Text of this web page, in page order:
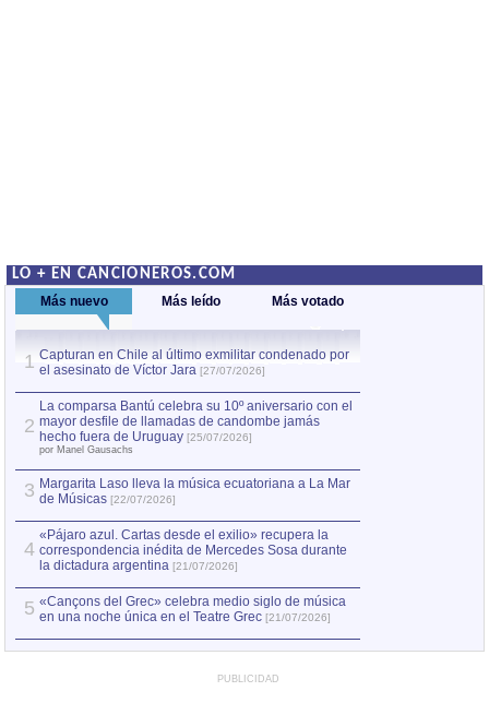
LO + EN CANCIONEROS.COM
Más nuevo Más leído Más votado
1 Capturan en Chile al último exmilitar condenado por
el asesinato de Víctor Jara [27/07/2026]
2
La comparsa Bantú celebra su 10º aniversario con el
mayor desfile de llamadas de candombe jamás
hecho fuera de Uruguay [25/07/2026]
por Manel Gausachs
3 Margarita Laso lleva la música ecuatoriana a La Mar
de Músicas [22/07/2026]
4
«Pájaro azul. Cartas desde el exilio» recupera la
correspondencia inédita de Mercedes Sosa durante
la dictadura argentina [21/07/2026]
5 «Cançons del Grec» celebra medio siglo de música
en una noche única en el Teatre Grec [21/07/2026]
PUBLICIDAD